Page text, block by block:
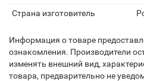
Страна изготовитель
Информация о товаре
ознакомления. Производители
изменять внешний вид,
товара, предварительно не